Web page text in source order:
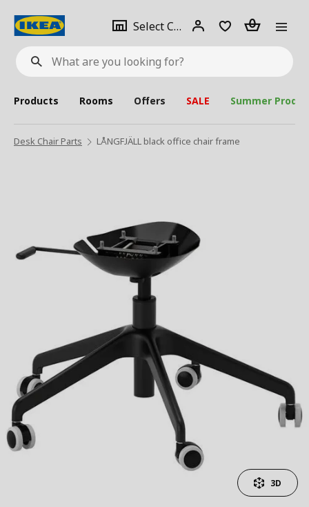
What
are
looking
for?
Select City Select
city
Login Piece(s)
Products Rooms Offers SALE Summer
Desk Chair Parts LÅNGFJÄLL black office chair frame
3D